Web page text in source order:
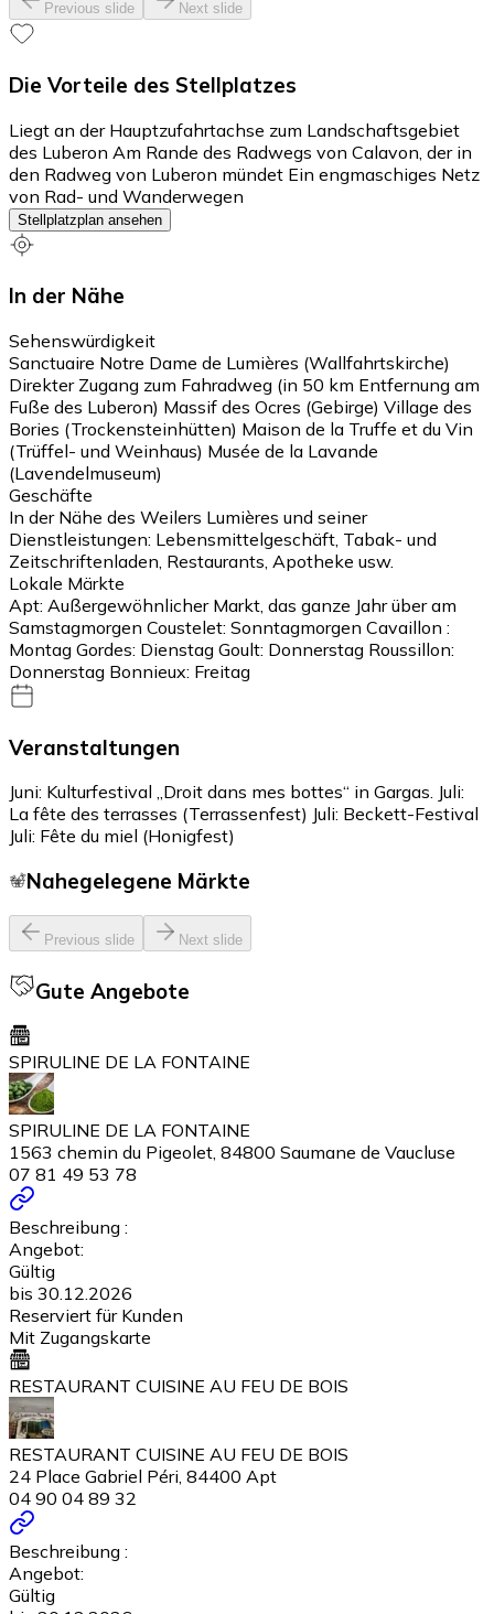
Previous slide Next slide
Die Vorteile des Stellplatzes
Liegt an der Hauptzufahrtachse zum Landschaftsgebiet
des Luberon Am Rande des Radwegs von Calavon, der in
den Radweg von Luberon mündet Ein engmaschiges Netz
von Rad- und Wanderwegen
Stellplatzplan ansehen
In der Nähe
Sehenswürdigkeit
Sanctuaire Notre Dame de Lumières (Wallfahrtskirche)
Direkter Zugang zum Fahradweg (in 50 km Entfernung am
Fuße des Luberon) Massif des Ocres (Gebirge) Village des
Bories (Trockensteinhütten) Maison de la Truffe et du Vin
(Trüffel- und Weinhaus) Musée de la Lavande
(Lavendelmuseum)
Geschäfte
In der Nähe des Weilers Lumières und seiner
Dienstleistungen: Lebensmittelgeschäft, Tabak- und
Zeitschriftenladen, Restaurants, Apotheke usw.
Lokale Märkte
Apt: Außergewöhnlicher Markt, das ganze Jahr über am
Samstagmorgen Coustelet: Sonntagmorgen Cavaillon :
Montag Gordes: Dienstag Goult: Donnerstag Roussillon:
Donnerstag Bonnieux: Freitag
Veranstaltungen
Juni: Kulturfestival „Droit dans mes bottes“ in Gargas. Juli:
La fête des terrasses (Terrassenfest) Juli: Beckett-Festival
Juli: Fête du miel (Honigfest)
Nahegelegene Märkte
Previous slide Next slide
Gute Angebote
SPIRULINE DE LA FONTAINE
SPIRULINE DE LA FONTAINE
1563 chemin du Pigeolet, 84800 Saumane de Vaucluse
07 81 49 53 78
Beschreibung :
Angebot:
Gültig
bis 30.12.2026
Reserviert für Kunden
Mit Zugangskarte
RESTAURANT CUISINE AU FEU DE BOIS
RESTAURANT CUISINE AU FEU DE BOIS
24 Place Gabriel Péri, 84400 Apt
04 90 04 89 32
Beschreibung :
Angebot:
Gültig